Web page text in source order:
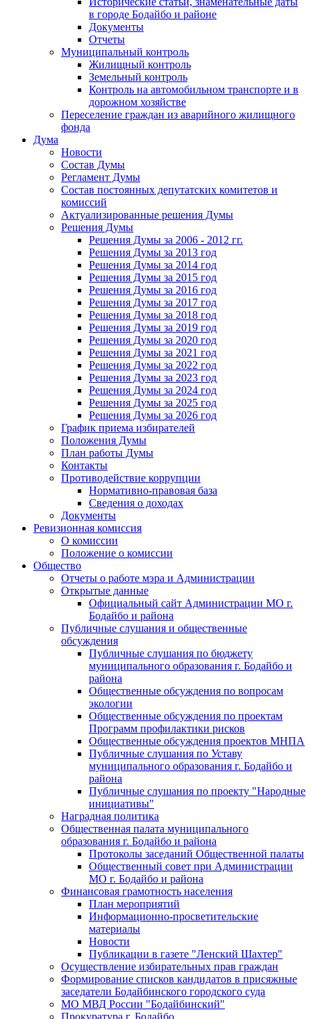
в городе Бодайбо и районе
Документы
Отчеты
Муниципальный контроль
Жилищный контроль
Земельный контроль
Контроль на автомобильном транспорте и в
дорожном хозяйстве
Переселение граждан из аварийного жилищного
фонда
Дума
Новости
Состав Думы
Регламент Думы
Состав постоянных депутатских комитетов и
комиссий
Актуализированные решения Думы
Решения Думы
Решения Думы за 2006 - 2012 гг.
Решения Думы за 2013 год
Решения Думы за 2014 год
Решения Думы за 2015 год
Решения Думы за 2016 год
Решения Думы за 2017 год
Решения Думы за 2018 год
Решения Думы за 2019 год
Решения Думы за 2020 год
Решения Думы за 2021 год
Решения Думы за 2022 год
Решения Думы за 2023 год
Решения Думы за 2024 год
Решения Думы за 2025 год
Решения Думы за 2026 год
График приема избирателей
Положения Думы
План работы Думы
Контакты
Противодействие коррупции
Нормативно-правовая база
Сведения о доходах
Документы
Ревизионная комиссия
О комиссии
Положение о комиссии
Общество
Отчеты о работе мэра и Администрации
Открытые данные
Официальный сайт Администрации МО г.
Бодайбо и района
Публичные слушания и общественные
обсуждения
Публичные слушания по бюджету
муниципального образования г. Бодайбо и
района
Общественные обсуждения по вопросам
экологии
Общественные обсуждения по проектам
Программ профилактики рисков
Общественные обсуждения проектов МНПА
Публичные слушания по Уставу
муниципального образования г. Бодайбо и
района
Публичные слушания по проекту "Народные
инициативы"
Наградная политика
Общественная палата муниципального
образования г. Бодайбо и района
Протоколы заседаний Общественной палаты
Общественный совет при Администрации
МО г. Бодайбо и района
Финансовая грамотность населения
План мероприятий
Информационно-просветительские
материалы
Новости
Публикации в газете "Ленский Шахтер"
Осуществление избирательных прав граждан
Формирование списков кандидатов в присяжные
заседатели Бодайбинского городского суда
МО МВД России "Бодайбинский"
Прокуратура г. Бодайбо